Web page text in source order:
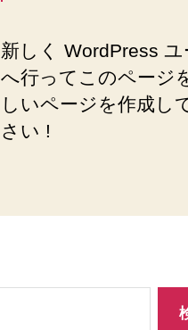
新しく WordPress ユ
へ行ってこのページ
しいページを作成し
さい !